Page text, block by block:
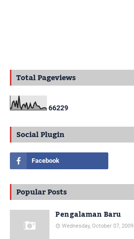
Total Pageviews
66229
Social Plugin
Popular Posts
Pengalaman Baru
Wednesday, October 07, 2009